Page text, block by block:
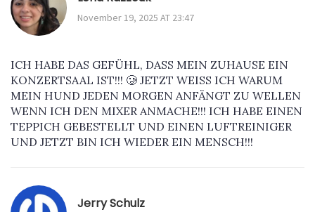
November 19, 2025 AT 23:47
ICH HABE DAS GEFÜHL, DASS MEIN ZUHAUSE EIN
KONZERTSAAL IST!!! 🥲 JETZT WEISS ICH WARUM
MEIN HUND JEDEN MORGEN ANFÄNGT ZU WELLEN
WENN ICH DEN MIXER ANMACHE!!! ICH HABE EINEN
TEPPICH GEBESTELLT UND EINEN LUFTREINIGER
UND JETZT BIN ICH WIEDER EIN MENSCH!!!
Jerry Schulz